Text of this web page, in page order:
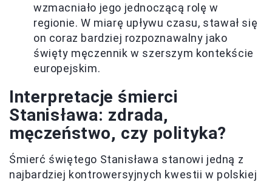
wzmacniało jego jednoczącą rolę w
regionie. W miarę upływu czasu, stawał się
on coraz bardziej rozpoznawalny jako
święty męczennik w szerszym kontekście
europejskim.
Interpretacje śmierci
Stanisława: zdrada,
męczeństwo, czy polityka?
Śmierć świętego Stanisława stanowi jedną z
najbardziej kontrowersyjnych kwestii w polskiej